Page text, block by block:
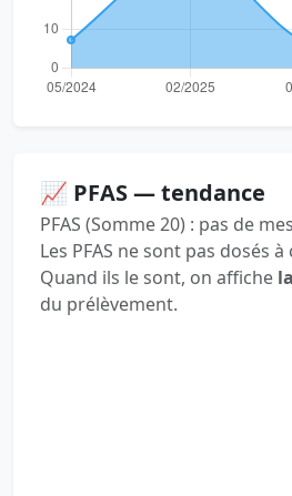
📈 PFAS — tendance
PFAS (Somme 20) : pas de
Les PFAS ne sont pas dosés
Quand ils le sont, on affiche
du prélèvement.